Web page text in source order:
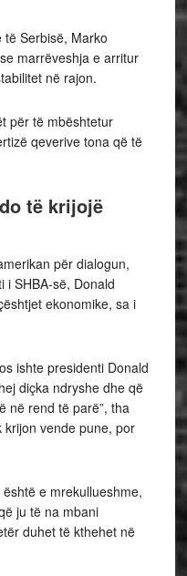
të Serbisë, Marko
marrëveshja e arritur
në rajon.
për të mbështetur
qeverive tona që të
të krijojë
për dialogun,
i SHBA-së, Donald
ekonomike, sa i
ishte presidenti Donald
diçka ndryshe dhe që
në rend të parë”, tha
vende pune, por
e mrekullueshme,
ju të na mbani
duhet të kthehet në